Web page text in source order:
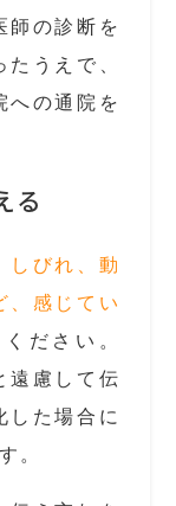
師の診断を
うえで、
への通院を
る
しびれ、動
、感じてい
ださい。
遠慮して伝
した場合に
。